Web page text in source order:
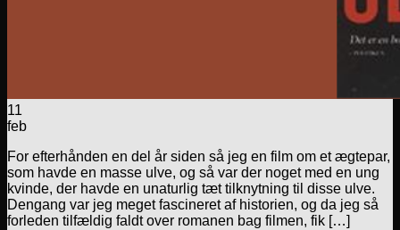
11
feb
For efterhånden en del år siden så jeg en film om et ægtepar,
som havde en masse ulve, og så var der noget med en ung
kvinde, der havde en unaturlig tæt tilknytning til disse ulve.
Dengang var jeg meget fascineret af historien, og da jeg så
forleden tilfældig faldt over romanen bag filmen, fik […]